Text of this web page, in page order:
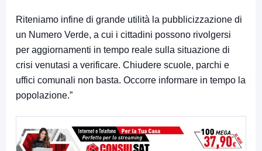
Riteniamo infine di grande utilità la pubblicizzazione di
un Numero Verde, a cui i cittadini possono rivolgersi
per aggiornamenti in tempo reale sulla situazione di
crisi venutasi a verificare. Chiudere scuole, parchi e
uffici comunali non basta. Occorre informare in tempo la
popolazione.”